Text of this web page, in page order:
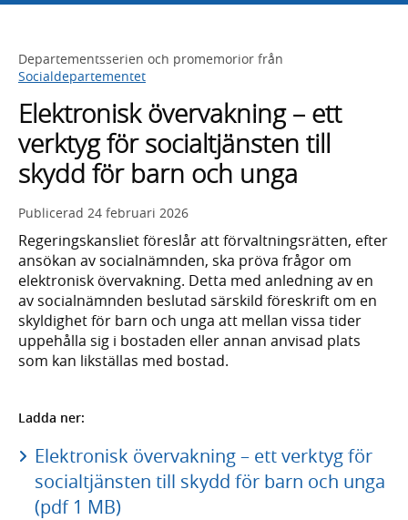
Departementsserien och promemorior från
Socialdepartementet
Elektronisk övervakning – ett
verktyg för socialtjänsten till
skydd för barn och unga
Publicerad 24 februari 2026
Regeringskansliet föreslår att förvaltningsrätten, efter
ansökan av socialnämnden, ska pröva frågor om
elektronisk övervakning. Detta med anledning av en
av socialnämnden beslutad särskild föreskrift om en
skyldighet för barn och unga att mellan vissa tider
uppehålla sig i bostaden eller annan anvisad plats
som kan likställas med bostad.
Ladda ner:
Elektronisk övervakning – ett verktyg för
socialtjänsten till skydd för barn och unga
(pdf 1 MB)